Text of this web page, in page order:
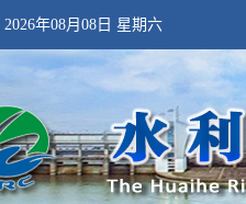
2026年08月08日 星期六